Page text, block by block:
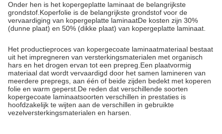
Onder hen is het kopergeplatte laminaat de belangrijkste
grondstof.Koperfolie is de belangrijkste grondstof voor de
vervaardiging van kopergeplatte laminaatDe kosten zijn 30%
(dunne plaat) en 50% (dikke plaat) van kopergeplatte laminaat.
Het productieproces van kopergecoate laminaatmateriaal bestaat
uit het impregneren van versterkingsmaterialen met organisch
hars en het drogen ervan tot een prepreg.Een plaatvormig
materiaal dat wordt vervaardigd door het samen lamineren van
meerdere prepregs, aan één of beide zijden bedekt met koperen
folie en warm geperst.De reden dat verschillende soorten
kopergecoate laminaatsoorten verschillen in prestaties is
hoofdzakelijk te wijten aan de verschillen in gebruikte
vezelversterkingsmaterialen en harsen.